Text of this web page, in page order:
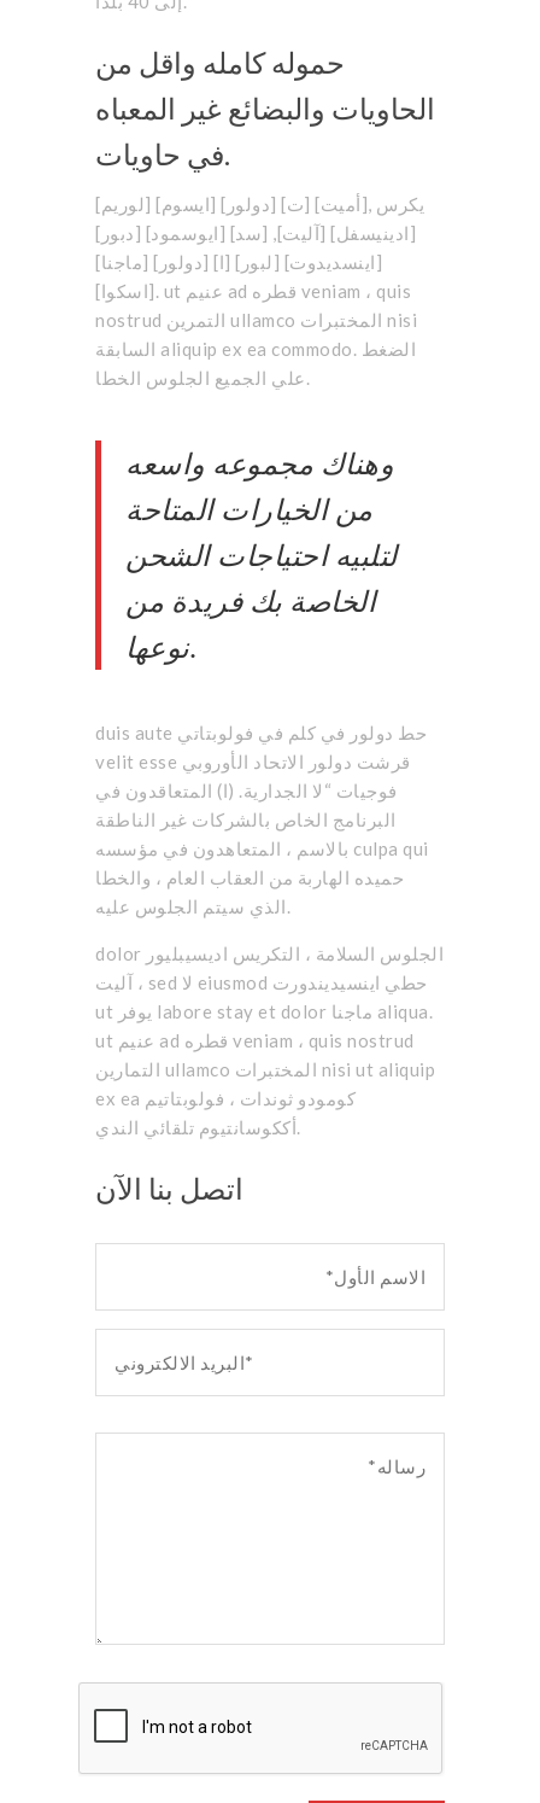
حموله كامله واقل من
الحاويات والبضائع غير المعباه
في حاويات.
[لوريم] [ايسوم] [دولور] [ت] [أميت], يكرس
[ادينيسفل] [آليت], [سد] [ايوسمود] [دبور]
[اينسديدوت] [لبور] [ا] [دولور] [ماجنا]
[اسكوا]. ut عنيم ad قطره veniam ، quis
nostrud التمرين ullamco المختبرات nisi
السابقة aliquip ex ea commodo. الضغط
علي الجميع الجلوس الخطا.
وهناك مجموعه واسعه
من الخيارات المتاحة
لتلبيه احتياجات الشحن
الخاصة بك فريدة من
نوعها.
duis aute حط دولور في كلم في فولوبتاتي
velit esse قرشت دولور الاتحاد الأوروبي
فوجيات “لا الجدارية. (ا) المتعاقدون في
البرنامج الخاص بالشركات غير الناطقة
بالاسم ، المتعاهدون في مؤسسه culpa qui
حميده الهاربة من العقاب العام ، والخطا
الذي سيتم الجلوس عليه.
dolor الجلوس السلامة ، التكريس اديسيبليور
آليت ، sed لا eiusmod حطي اينسيديندورت
ut يوفر labore stay et dolor ماجنا aliqua.
ut عنيم ad قطره veniam ، quis nostrud
التمارين ullamco المختبرات nisi ut aliquip
ex ea كومودو ثوندات ، فولوبتاتيم
أككوسانتيوم تلقائي الندي.
اتصل بنا الآن